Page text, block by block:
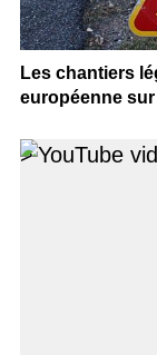
Les chantiers
européenne
>